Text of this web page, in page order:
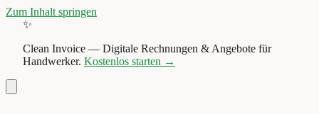
Zum Inhalt springen
✨
Clean Invoice — Digitale Rechnungen & Angebote für
Handwerker. Kostenlos starten →